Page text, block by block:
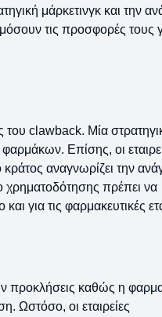
μάρκετινγκ και την
τις προσφορές τους
του clawback. Μία
Επίσης, οι
αναγνωρίζει την
χρηματοδότησης πρέπει να
για τις φαρμακευτικές
προκλήσεις καθώς η
Ωστόσο, οι εταιρείες